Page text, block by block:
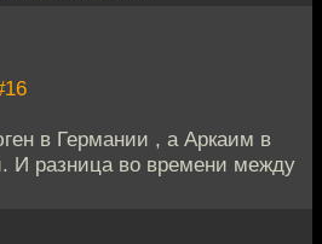
в Германии , а Аркаим в
И разница во времени между